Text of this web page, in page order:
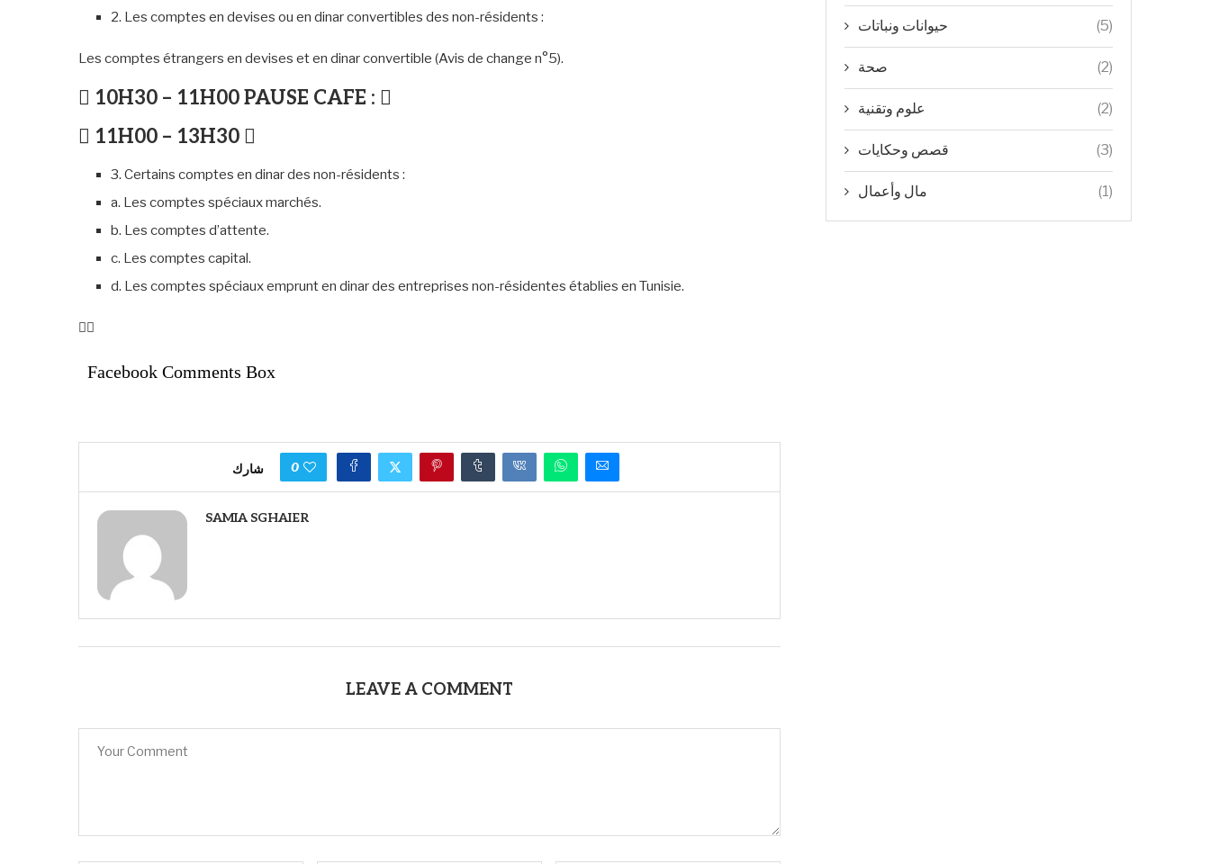
2. Les comptes en devises ou en dinar convertibles des non-résidents :
Les comptes étrangers en devises et en dinar convertible (Avis de change n°5).
 10H30 – 11H00 PAUSE CAFE : 
 11H00 – 13H30 
3. Certains comptes en dinar des non-résidents :
a. Les comptes spéciaux marchés.
b. Les comptes d’attente.
c. Les comptes capital.
d. Les comptes spéciaux emprunt en dinar des entreprises non-résidentes établies en Tunisie.

Facebook Comments Box
شارك 0
SAMIA SGHAIER
LEAVE A COMMENT
حيوانات ونباتات (5)
صحة (2)
علوم وتقنية (2)
قصص وحكايات (3)
مال وأعمال (1)